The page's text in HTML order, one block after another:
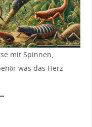
mit Spinnen,
was das Herz